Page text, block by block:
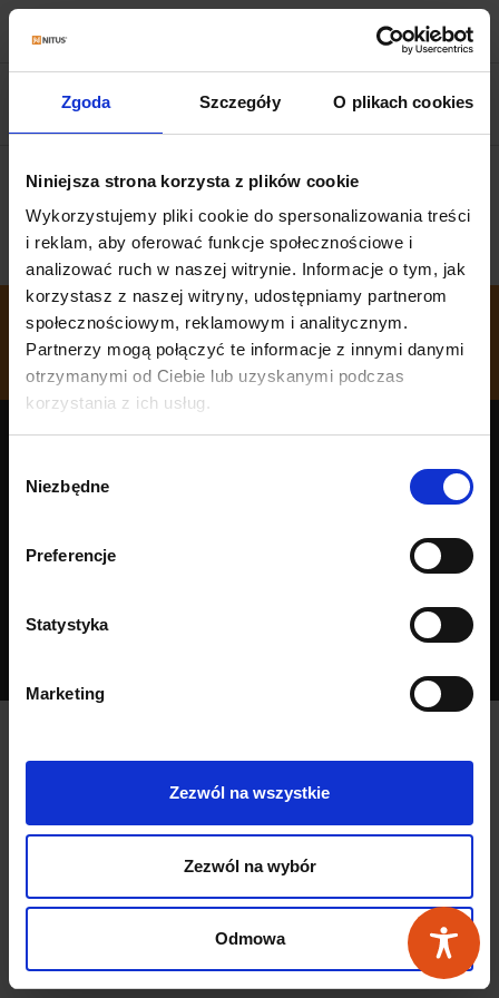
Zgoda Szczegóły O plikach cookies
Niniejsza strona korzysta z plików cookie
Wykorzystujemy pliki cookie do spersonalizowania treści
i reklam, aby oferować funkcje społecznościowe i
analizować ruch w naszej witrynie. Informacje o tym, jak
korzystasz z naszej witryny, udostępniamy partnerom
społecznościowym, reklamowym i analitycznym.
Partnerzy mogą połączyć te informacje z innymi danymi
otrzymanymi od Ciebie lub uzyskanymi podczas
korzystania z ich usług.
zgody
Niezbędne
Preferencje
Statystyka
Marketing
Zezwól na wszystkie
Zezwól na wybór
Odmowa
Hlavná stránka
O firme
Spolupráca